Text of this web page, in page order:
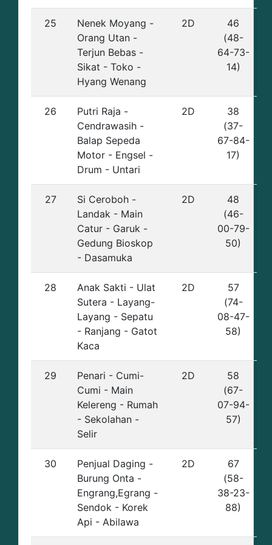
25
Nenek Moyang -
Orang Utan -
Terjun Bebas -
Sikat - Toko -
Hyang Wenang
2D
46
(48-
64-73-
14)
26
Putri Raja -
Cendrawasih -
Balap Sepeda
Motor - Engsel -
Drum - Untari
2D
38
(37-
67-84-
17)
27
Si Ceroboh -
Landak - Main
Catur - Garuk -
Gedung Bioskop
- Dasamuka
2D
48
(46-
00-79-
50)
28
Anak Sakti - Ulat
Sutera - Layang-
Layang - Sepatu
- Ranjang - Gatot
Kaca
2D
57
(74-
08-47-
58)
29
Penari - Cumi-
Cumi - Main
Kelereng - Rumah
- Sekolahan -
Selir
2D
58
(67-
07-94-
57)
30
Penjual Daging -
Burung Onta -
Engrang,Egrang -
Sendok - Korek
Api - Abilawa
2D
67
(58-
38-23-
88)